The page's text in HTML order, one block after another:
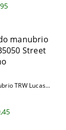
TRW Lucas...